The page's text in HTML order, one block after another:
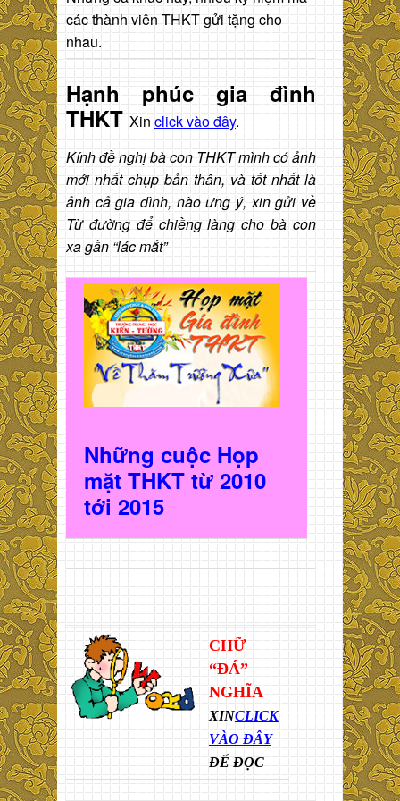
các thành viên THKT gửi tặng cho
nhau.
Hạnh phúc gia đình
THKT Xin click vào đây.
Kính đề nghị bà con THKT mình có ảnh
mới nhất chụp bản thân, và tốt nhất là
ảnh cả gia đình, nào ưng ý, xin gửi về
Từ đường để chiềng làng cho bà con
xa gần “lác mắt”
Những cuộc Họp
mặt THKT từ 2010
tới 2015
CHỮ
“ĐÁ”
NGHĨA
XINCLICK
VÀO ĐÂY
ĐỂ ĐỌC